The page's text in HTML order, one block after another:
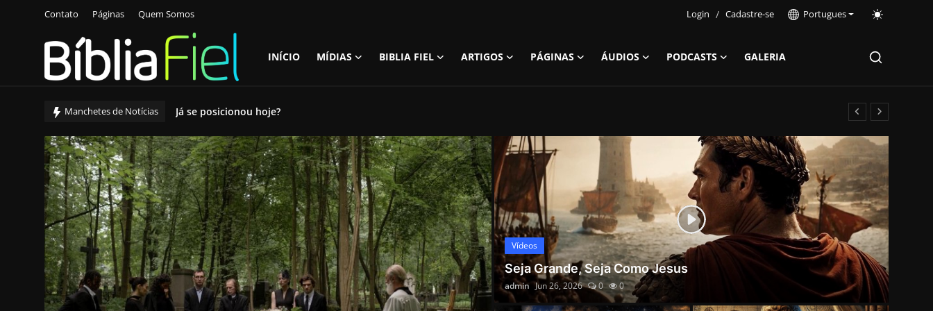
Contato Páginas Quem Somos Login / Cadastre-se Portugues
INÍCIO MÍDIAS BIBLIA FIEL ARTIGOS PÁGINAS ÁUDIOS PODCASTS
GALERIA
Login
Contato
Páginas
Quem Somos
Manchetes de Notícias
Já se posicionou hoje?
Coragem para Mudar: Quando optar pelo desconhecido muda sua vida.
Atenção aos Sinais: Lições para uma Vida com Propósito.
Seja Grande, Seja Como Jesus
O que muda quando escolhemos nossas palavras com sabedoria?
Vídeos
Seja Grande, Seja Como Jesus
admin Jun 26, 2026 0 0